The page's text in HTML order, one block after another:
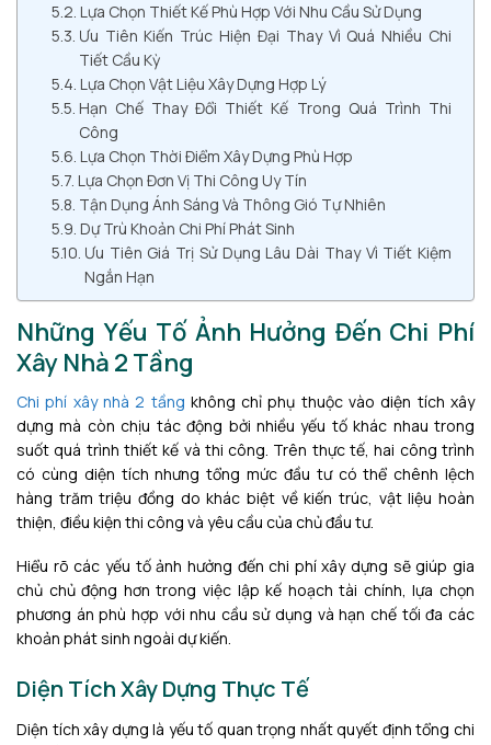
Lựa Chọn Thiết Kế Phù Hợp Với Nhu Cầu Sử Dụng
Ưu Tiên Kiến Trúc Hiện Đại Thay Vì Quá Nhiều Chi
Tiết Cầu Kỳ
Lựa Chọn Vật Liệu Xây Dựng Hợp Lý
Hạn Chế Thay Đổi Thiết Kế Trong Quá Trình Thi
Công
Lựa Chọn Thời Điểm Xây Dựng Phù Hợp
Lựa Chọn Đơn Vị Thi Công Uy Tín
Tận Dụng Ánh Sáng Và Thông Gió Tự Nhiên
Dự Trù Khoản Chi Phí Phát Sinh
Ưu Tiên Giá Trị Sử Dụng Lâu Dài Thay Vì Tiết Kiệm
Ngắn Hạn
Những Yếu Tố Ảnh Hưởng Đến Chi Phí
Xây Nhà 2 Tầng
Chi phí xây nhà 2 tầng không chỉ phụ thuộc vào diện tích xây
dựng mà còn chịu tác động bởi nhiều yếu tố khác nhau trong
suốt quá trình thiết kế và thi công. Trên thực tế, hai công trình
có cùng diện tích nhưng tổng mức đầu tư có thể chênh lệch
hàng trăm triệu đồng do khác biệt về kiến trúc, vật liệu hoàn
thiện, điều kiện thi công và yêu cầu của chủ đầu tư.
Hiểu rõ các yếu tố ảnh hưởng đến chi phí xây dựng sẽ giúp gia
chủ chủ động hơn trong việc lập kế hoạch tài chính, lựa chọn
phương án phù hợp với nhu cầu sử dụng và hạn chế tối đa các
khoản phát sinh ngoài dự kiến.
Diện Tích Xây Dựng Thực Tế
Diện tích xây dựng là yếu tố quan trọng nhất quyết định tổng chi